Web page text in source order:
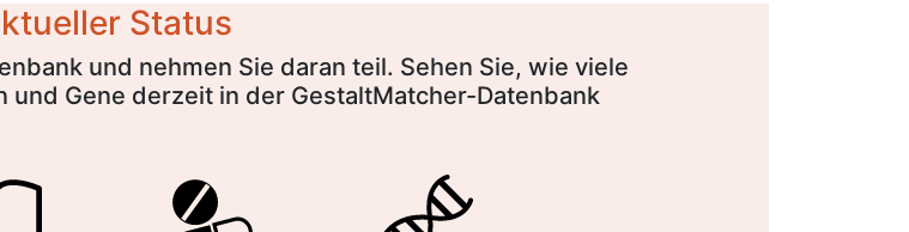
Status
und nehmen Sie daran teil. Sehen Sie, wie viele
Gene derzeit in der GestaltMatcher-Datenbank